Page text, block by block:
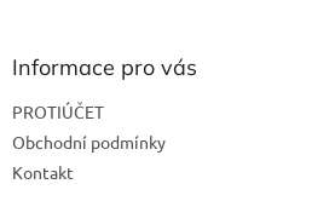
Informace pro vás
PROTIÚČET
Obchodní podmínky
Kontakt